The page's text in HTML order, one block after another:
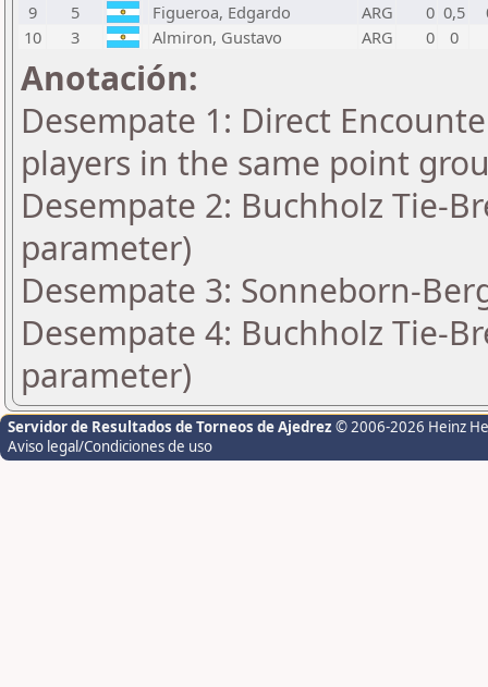
9
5 Figueroa, Edgardo ARG 0 0,5
10
3 Almiron, Gustavo ARG 0 0
Anotación:
Desempate 1: Direct
players in the same point
Desempate 2: Buchholz Tie-
parameter)
Desempate 3: Sonneborn-
Desempate 4: Buchholz Tie-
parameter)
Servidor de Resultados de Torneos de Ajedrez © 2006-2026 Heinz
Aviso legal/Condiciones de uso